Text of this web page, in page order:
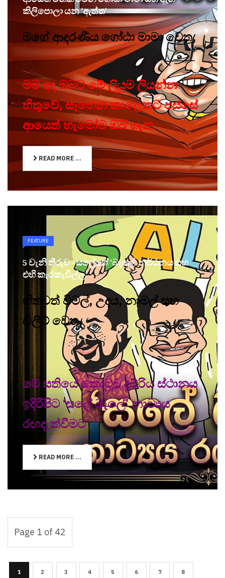
කිලිපොලා යන ‘ඇත්ත’
මගේ ආදරණීය ගෝඨා මාමා වෙත,
මම අද ඔබට මේ ලියුම ලියන්න
හිතුවේ, සෑහෙන කාලෙකට පස්සේ
ආයෙත් හැමෝම ඔබ ගැන
READ MORE ...
FEATURE
5 වැනි තීරුව - සලේගේ ‘බැලේ’ නර්ථනය සහ
එහි කැරකැවිල්ල
හිතවත් විමල්, උදය, නාමල් සහ
ඩිලීට් වෙත,
මේ සතියේ කොටුව දුම්රිය ස්ථානය
ඉදිරිපිට ‘සලේ බැලේ’ නාට්‍යය
රඟදැක්වීමට
READ MORE ...
Page 1 of 42
1 2 3 4 5 6 7 8